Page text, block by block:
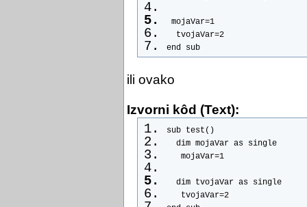
mojaVar=1
tvojaVar=2
end sub
ili ovako
Izvorni kôd (Text):
sub test()
dim mojaVar as single
mojaVar=1
dim tvojaVar as single
tvojaVar=2